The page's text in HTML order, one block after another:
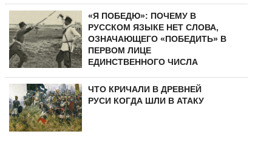
«Я ПОБЕДЮ»: ПОЧЕМУ В
РУССКОМ ЯЗЫКЕ НЕТ СЛОВА,
ОЗНАЧАЮЩЕГО «ПОБЕДИТЬ» В
ПЕРВОМ ЛИЦЕ
ЕДИНСТВЕННОГО ЧИСЛА
ЧТО КРИЧАЛИ В ДРЕВНЕЙ
РУСИ КОГДА ШЛИ В АТАКУ